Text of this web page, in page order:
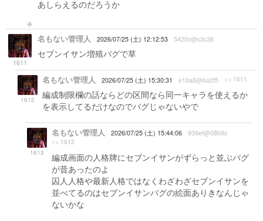
あしらえるのだろうか
1611
名もない管理人 2026/07/25 (土) 12:12:53 5420c@c3c36
セブンイサン増殖バグで草
1612
名もない管理人 2026/07/25 (土) 15:30:31 e10a8@ba2f5 >> 1611
編成制限欄の話ならどの区間なら同一キャラを使えるか
を表示してるだけなのでバグじゃないやで
1613
名もない管理人 2026/07/25 (土) 15:44:06 939ef@08b9c
>> 1612
編成画面の人格牌にセブンイサンがずらっと並ぶバグ
が昔あったのよ
囚人人格や最新人格ではなくわざわざセブンイサンを
並べてるのはセブンイサンバグの絵面ありきなんじゃ
ないかな